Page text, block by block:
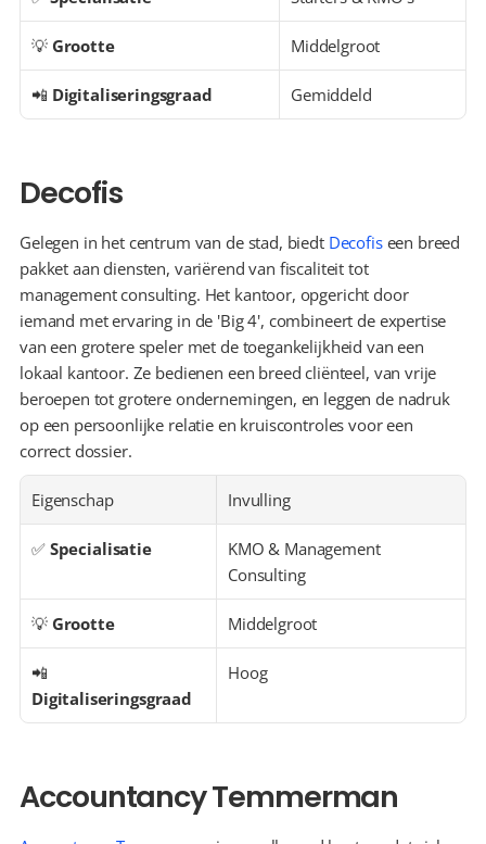
💡 Grootte Middelgroot
📲 Digitaliseringsgraad Gemiddeld
Decofis
Gelegen in het centrum van de stad, biedt Decofis een breed
pakket aan diensten, variërend van fiscaliteit tot
management consulting. Het kantoor, opgericht door
iemand met ervaring in de 'Big 4', combineert de expertise
van een grotere speler met de toegankelijkheid van een
lokaal kantoor. Ze bedienen een breed cliënteel, van vrije
beroepen tot grotere ondernemingen, en leggen de nadruk
op een persoonlijke relatie en kruiscontroles voor een
correct dossier.
Eigenschap Invulling
✅ Specialisatie
KMO & Management
Consulting
💡 Grootte Middelgroot
Digitaliseringsgraad
Hoog
Accountancy Temmerman